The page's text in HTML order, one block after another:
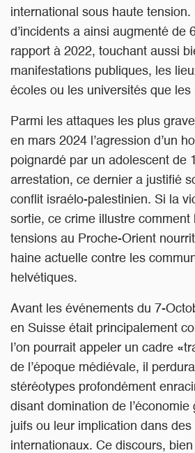
international sous haute tension.
d’incidents a ainsi augmenté de
rapport à 2022, touchant aussi
manifestations publiques, les
écoles ou les universités que les
Parmi les attaques les plus
en mars 2024 l’agression d’un
poignardé par un adolescent de
arrestation, ce dernier a justifié
conflit israélo-palestinien. Si la
sortie, ce crime illustre comment
tensions au Proche-Orient
haine actuelle contre les
helvétiques.
Avant les événements du 7-
en Suisse était principalement
l’on pourrait appeler un cadre
de l’époque médiévale, il
stéréotypes profondément
disant domination de
juifs ou leur implication dans des
internationaux. Ce discours,